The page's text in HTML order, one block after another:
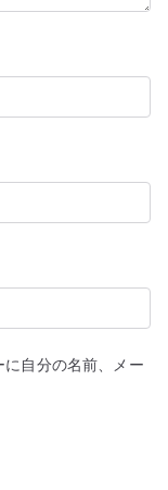
自分の名前、メー